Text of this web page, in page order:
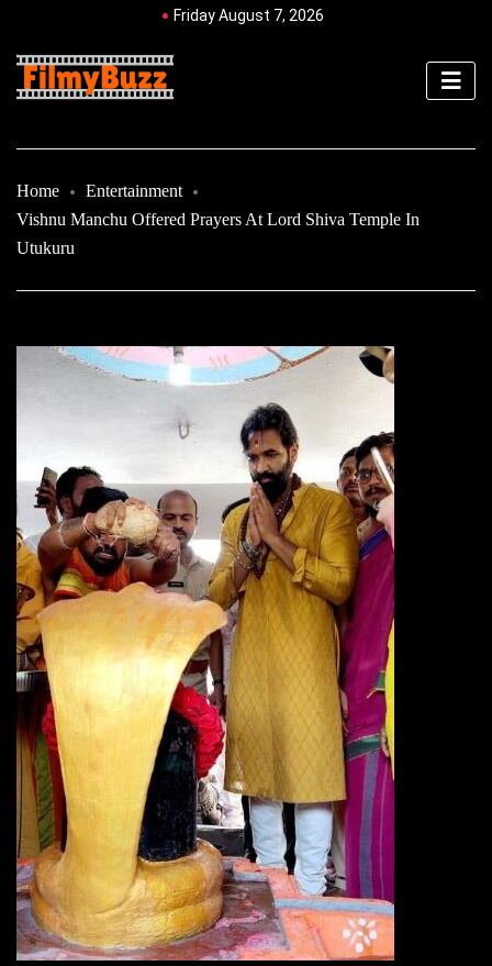
Friday August 7, 2026
Home
Entertainment
Vishnu Manchu Offered Prayers At Lord Shiva Temple In
Utukuru